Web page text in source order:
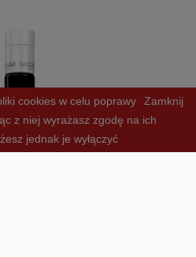
Zamknij
cookies w celu poprawy
z niej wyrażasz zgodę na ich
jednak je wyłączyć